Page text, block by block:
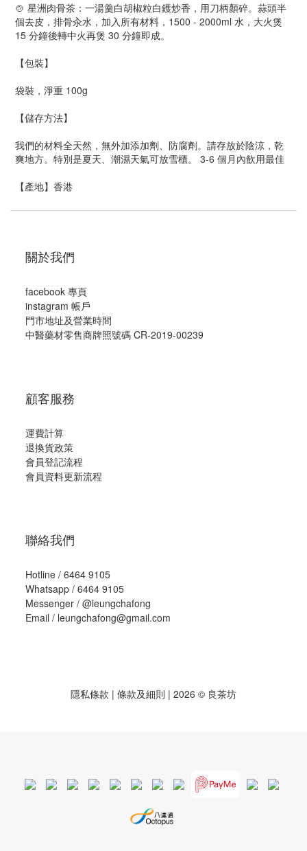
🍲 星洲肉骨茶：一湯羹白胡椒粒白鑊炒香，用刀柄顏碎。蒜頭半
個去皮，排骨汆水，加入所有材料，1500 - 2000ml 水，大火煲
15 分鐘後轉中火再煲 30 分鐘即成。
【包裝】
袋裝，淨重 100g
【儲存方法】
我們的材料全天然，無外加添加劑、防腐劑。請存放於陰涼，乾
爽地方。特別是夏天、潮濕天氣可放雪櫃。 3-6 個月內飲用最佳
【產地】香港
關於我們
facebook 專頁
instagram 帳戶
門市地址及營業時間
中醫藥材零售商牌照號碼 CR-2019-00239
顧客服務
運費計算
退換貨政策
會員登記流程
會員資料更新流程
聯絡我們
Hotline / 6464 9105
Whatsapp / 6464 9105
Messenger / @leungchafong
Email / leungchafong@gmail.com
隱私條款 | 條款及細則 | 2026 © 良茶坊